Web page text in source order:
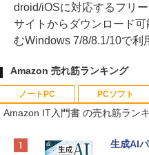
droid/iOSに対応するフリ
サイトからダウンロード
むWindows 7/8/8.1/10で利
Amazon 売れ筋ランキング
ノートPC
Apple
PCソフト
Roblox
Amazon IT入門書 の売れ筋ラン
生成AI